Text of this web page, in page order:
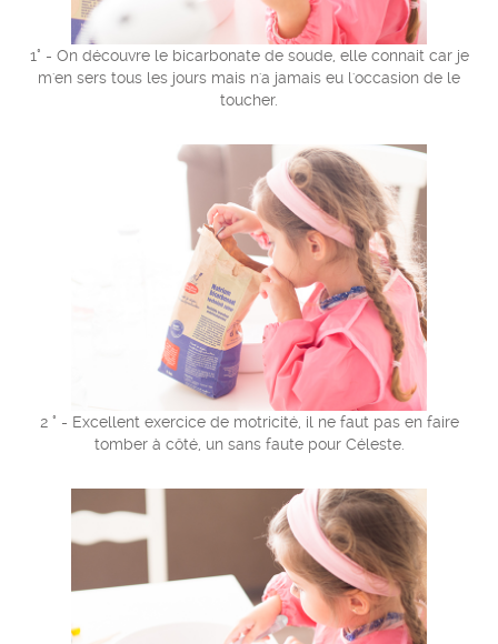
1° - On découvre le bicarbonate de soude, elle connait car je
m'en sers tous les jours mais n'a jamais eu l'occasion de le
toucher.
2 ° - Excellent exercice de motricité, il ne faut pas en faire
tomber à côté, un sans faute pour Céleste.